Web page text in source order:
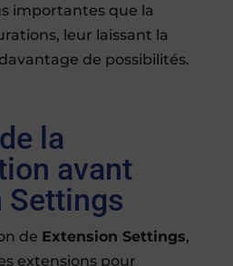
importantes que la
leur laissant la
de possibilités.
la
avant
Settings
de Extension Settings,
extensions pour